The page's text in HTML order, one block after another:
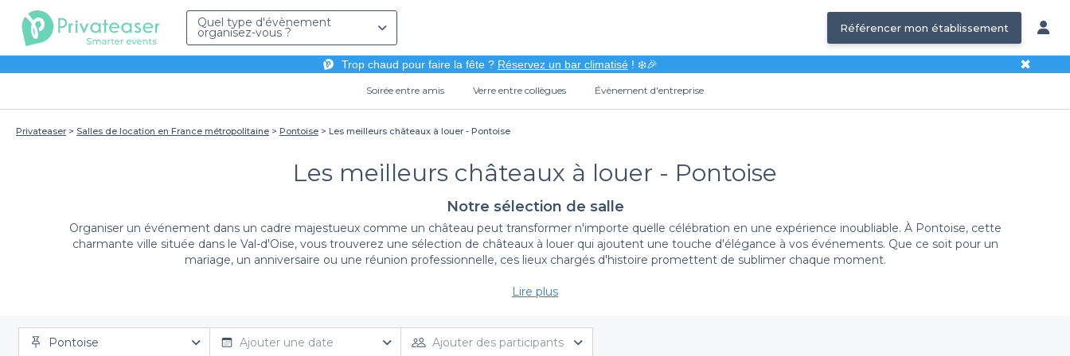
Quel type d'évènement
organisez-vous ? Référencer mon établissement
Trop chaud pour faire la fête ? Réservez un bar climatisé! ❄️🎉 ✖
Soirée entre amis Verre entre collègues Évènement d'entreprise
Privateaser Salles de location en France métropolitaine Pontoise Les meilleurs châteaux à louer - Pontoise
Les meilleurs châteaux à louer - Pontoise
Notre sélection de salle
Organiser un événement dans un cadre majestueux comme un château peut transformer n'importe quelle célébration en une expérience inoubliable. À Pontoise, cette
charmante ville située dans le Val-d'Oise, vous trouverez une sélection de châteaux à louer qui ajoutent une touche d'élégance à vos événements. Que ce soit pour un
mariage, un anniversaire ou une réunion professionnelle, ces lieux chargés d'histoire promettent de sublimer chaque moment.
Grâce à Privateaser, la réservation de châteaux à Pontoise devient un jeu d'enfant. Notre plateforme propose une
configurations variées pour répondre à vos besoins, qu'il s'agisse d'un petit comité ou d'un grand rassemblement. Nous vous offrons des informations détaillées sur les
Lire plus
Pontoise Ajouter une date Ajouter des participants